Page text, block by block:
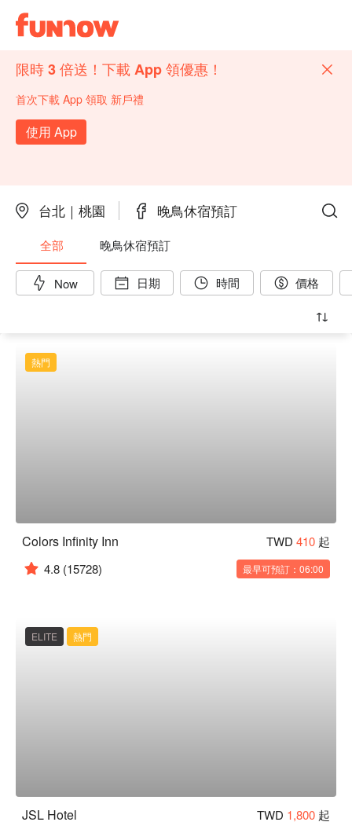
限時 3 倍送！下載 App 領優惠！
首次下載 App 領取 新戶禮
使用 App
台北｜桃園 晚鳥休宿預訂
全部 晚鳥休宿預訂
Now 日期 時間 價格
熱門
Colors Infinity Inn TWD 410 起
4.8 (15728) 最早可預訂：06:00
ELITE 熱門
JSL Hotel TWD 1,800 起